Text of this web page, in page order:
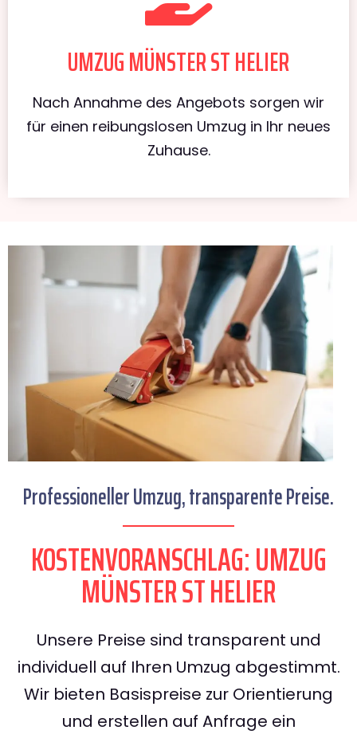
UMZUG MÜNSTER ST HELIER
Nach Annahme des Angebots sorgen wir
für einen reibungslosen Umzug in Ihr neues
Zuhause.
Professioneller Umzug, transparente Preise.
KOSTENVORANSCHLAG: UMZUG
MÜNSTER ST HELIER
Unsere Preise sind transparent und
individuell auf Ihren Umzug abgestimmt.
Wir bieten Basispreise zur Orientierung
und erstellen auf Anfrage ein